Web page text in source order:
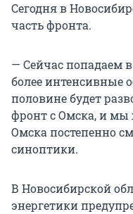
Сегодня в
часть фронта.
— Сейчас попадаем
более интенсивные
половине будет
фронт с Омска, и мы
Омска постепенно
синоптики.
В Новосибирской
энергетики